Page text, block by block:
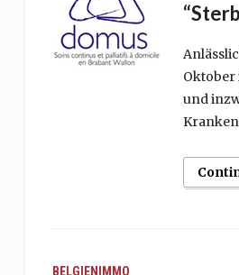
Oktober
und
BELGIENIMMO